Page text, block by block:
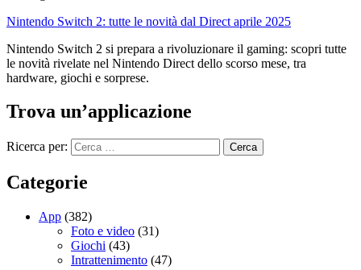
Nintendo Switch 2: tutte le novità dal Direct aprile 2025
Nintendo Switch 2 si prepara a rivoluzionare il gaming: scopri tutte
le novità rivelate nel Nintendo Direct dello scorso mese, tra
hardware, giochi e sorprese.
Trova un’applicazione
Ricerca per:
Categorie
App (382)
Foto e video (31)
Giochi (43)
Intrattenimento (47)